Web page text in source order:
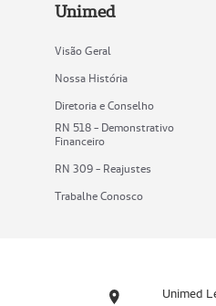
Unimed
Visão Geral
Nossa História
Diretoria e Conselho
RN 518 - Demonstrativo
Financeiro
RN 309 - Reajustes
Trabalhe Conosco
Unimed